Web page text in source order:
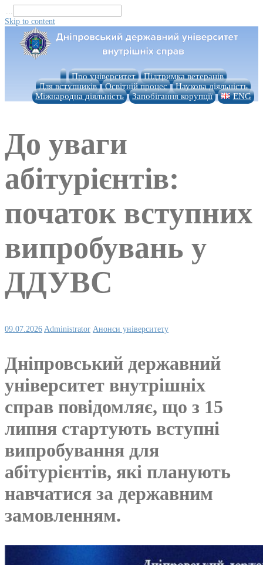
...
Skip to content
Про університет
Підтримка ветеранів
Для вступників
Освітній процес
Наукова діяльність
Міжнародна діяльність
Запобігання корупції ENG
До уваги
абітурієнтів:
початок вступних
випробувань у
ДДУВС
09.07.2026 Administrator Анонси університету
Дніпровський державний
університет внутрішніх
справ повідомляє, що з 15
липня стартують вступні
випробування для
абітурієнтів, які планують
навчатися за державним
замовленням.